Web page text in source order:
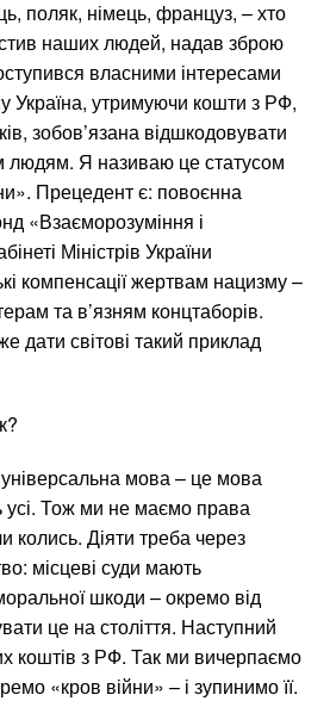
поляк, німець, француз, – хто
наших людей, надав зброю
власними інтересами
Україна, утримуючи кошти з РФ,
зобов’язана відшкодовувати
людям. Я називаю це статусом
Прецедент є: повоєнна
«Взаєморозуміння і
Міністрів України
компенсації жертвам нацизму –
та в’язням концтаборів.
дати світові такий приклад
мова – це мова
усі. Тож ми не маємо права
колись. Діяти треба через
місцеві суди мають
шкоди – окремо від
це на століття. Наступний
коштів з РФ. Так ми вичерпаємо
«кров війни» – і зупинимо її.